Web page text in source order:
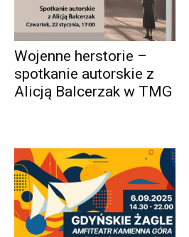
Wojenne herstorie –
spotkanie autorskie z
Alicją Balcerzak w TMG